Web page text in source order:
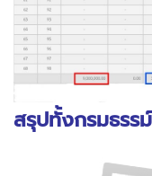
สรุปทั้งกรมธรรม์